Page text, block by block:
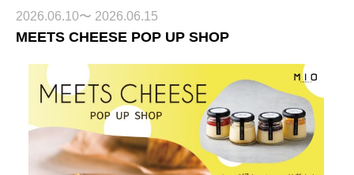
2026.06.10〜 2026.06.15
MEETS CHEESE POP UP SHOP